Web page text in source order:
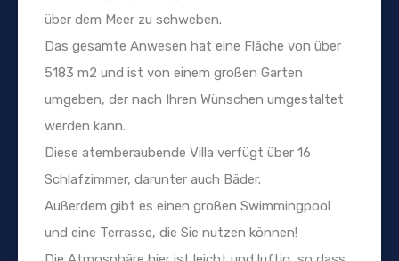
über dem Meer zu schweben.
Das gesamte Anwesen hat eine Fläche von über
5183 m2 und ist von einem großen Garten
umgeben, der nach Ihren Wünschen umgestaltet
werden kann.
Diese atemberaubende Villa verfügt über 16
Schlafzimmer, darunter auch Bäder.
Außerdem gibt es einen großen Swimmingpool
und eine Terrasse, die Sie nutzen können!